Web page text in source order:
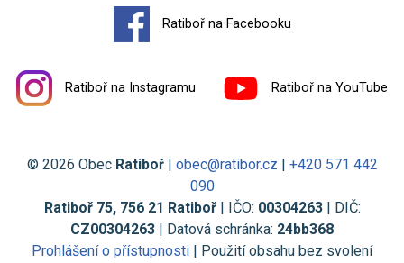
Ratiboř na Facebooku
Ratiboř na Instagramu Ratiboř na YouTube
© 2026 Obec Ratiboř| obec@ratibor.cz | +420 571 442
090
Ratiboř 75, 756 21 Ratiboř| IČO: 00304263| DIČ:
CZ00304263 | Datová schránka: 24bb368
Prohlášení o přístupnosti | Použití obsahu bez svolení